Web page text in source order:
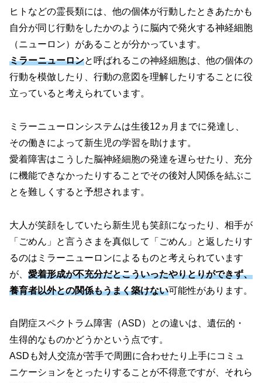
ヒトなどの霊長類には、他の個体が行動したときあたかも
自分が同じ行動をしたかのように脳内で発火する神経細胞
（ニューロン） があることが分かっています。
ミラーニューロンと呼ばれるこの神経細胞は、他の個体の
行動を模倣したり、行動の意図を理解したりすることに役
立っていると考えられています。
ミラーニューロンシステムは生後12ヵ月までに発達し、
その働きによって新生児の学習を助けます。
愛着障害はこうした脳神経細胞の発達を遅らせたり、充分
に機能できなかったりすることでその後対人関係を結ぶこ
とを難しくすると予想されます。
大人が笑顔をしていたら新生児も笑顔になったり、相手が
「ごめん」と言うさまを真似して「ごめん」と返したりす
るのはミラーニューロンによるものと考えられています
が、 愛着形成が不充分だとこういったやりとりができず、
養育者以外との関係もうまく築けない可能性があります。
自閉症スペクトラム障害 （ASD）
との違いは、遺伝的・
生得的なものかどうかという点です。
ASDも対人交流が苦手で周囲に合わせたり上手にコミュ
ニケーションをとったりすることが不得意ですが、それら